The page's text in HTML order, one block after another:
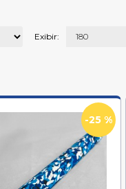
Exibir:
-25 %